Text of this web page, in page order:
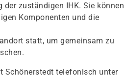
zuständigen IHK. Sie können
Komponenten und die
statt, um gemeinsam zu
Schönerstedt telefonisch unter